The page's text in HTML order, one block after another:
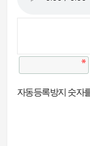
자동등록방지 숫자